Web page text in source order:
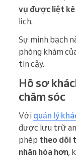
vụ được liệt
lịch.
Sự minh bạch
phòng khám
tin cậy.
Hồ sơ
chăm sóc
Với quản lý
được lưu trữ an
phép theo dõi
nhân hóa hơn,